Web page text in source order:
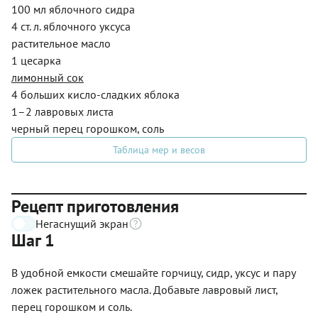
100 мл яблочного сидра
4 ст. л. яблочного уксуса
растительное масло
1 цесарка
лимонный сок
4 больших кисло-сладких яблока
1–2 лавровых листа
черный перец горошком, соль
Таблица мер и весов
Рецепт приготовления
Негаснущий экран
Шаг 1
В удобной емкости смешайте горчицу, сидр, уксус и пару
ложек растительного масла. Добавьте лавровый лист,
перец горошком и соль.